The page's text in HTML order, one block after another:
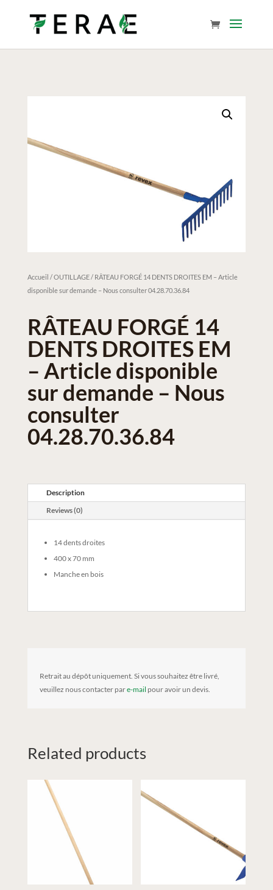
Accueil /OUTILLAGE/ RÂTEAU FORGÉ 14 DENTS DROITES EM – Article
disponible sur demande – Nous consulter 04.28.70.36.84
RÂTEAU FORGÉ 14
DENTS DROITES EM
– Article disponible
sur demande – Nous
consulter
04.28.70.36.84
Description
Reviews (0)
14 dents droites
400 x 70 mm
Manche en bois
Retrait au dépôt uniquement. Si vous souhaitez être livré,
veuillez nous contacter pare-mail pour avoir un devis.
Related products